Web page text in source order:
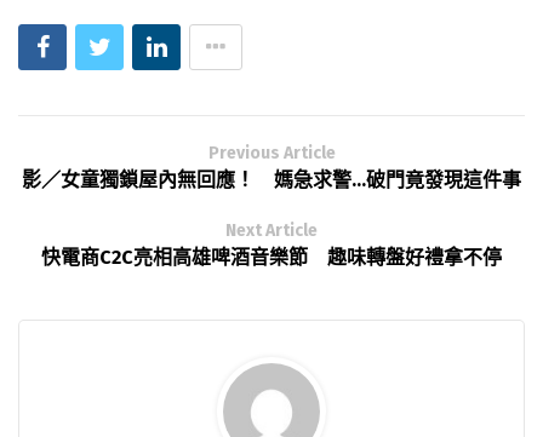
Previous Article
影／女童獨鎖屋內無回應！ 媽急求警…破門竟發現這件事
Next Article
快電商C2C亮相高雄啤酒音樂節 趣味轉盤好禮拿不停